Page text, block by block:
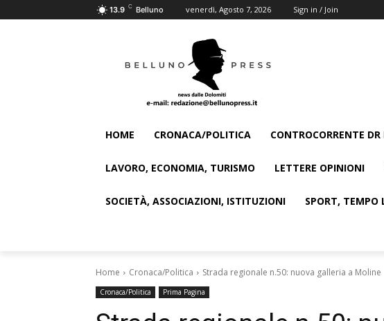
13.9 C Belluno venerdì, Agosto 7, 2026 Sign in / Join
HOME CRONACA/POLITICA CONTROCORRENTE
LAVORO, ECONOMIA, TURISMO LETTERE OPINIONI
SOCIETÀ, ASSOCIAZIONI, ISTITUZIONI SPORT, TEMPO
Home Cronaca/Politica Strada regionale n.50: nuova galleria a Moline
Cronaca/Politica Prima Pagina